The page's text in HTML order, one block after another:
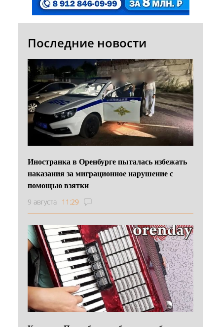
Последние новости
Иностранка в Оренбурге пыталась избежать
наказания за миграционное нарушение с
помощью взятки
9 августа 11:29